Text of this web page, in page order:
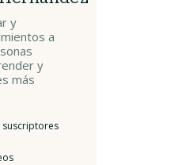
y
a
y
más
suscriptores